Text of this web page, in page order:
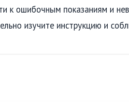
к ошибочным показаниям и
изучите инструкцию и